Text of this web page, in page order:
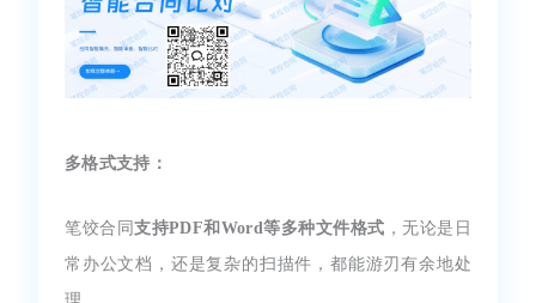
多格式支持：
笔饺合同支持PDF和Word等多种文件格式 ，无论是日
常办公文档，还是复杂的扫描件，都能游刃有余地处